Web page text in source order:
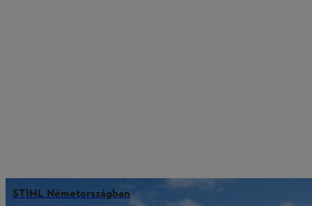
STIHL Németországban